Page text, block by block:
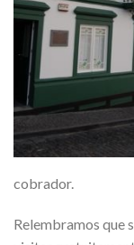
cobrador.
Relembramos que